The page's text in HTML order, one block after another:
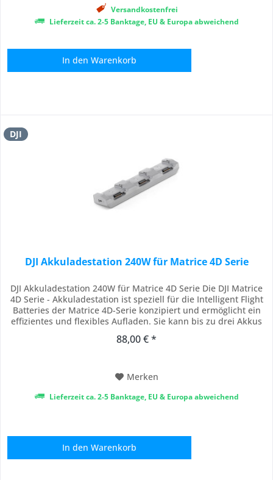
Versandkostenfrei
Lieferzeit ca. 2-5 Banktage, EU & Europa abweichend
In den Warenkorb
DJI
DJI Akkuladestation 240W für Matrice 4D Serie
DJI Akkuladestation 240W für Matrice 4D Serie Die DJI Matrice
4D Serie - Akkuladestation ist speziell für die Intelligent Flight
Batteries der Matrice 4D-Serie konzipiert und ermöglicht ein
effizientes und flexibles Aufladen. Sie kann bis zu drei Akkus
höchsten Ladestand. Dies gewährleistet eine schnelle...
88,00 € *
Merken
Lieferzeit ca. 2-5 Banktage, EU & Europa abweichend
In den Warenkorb